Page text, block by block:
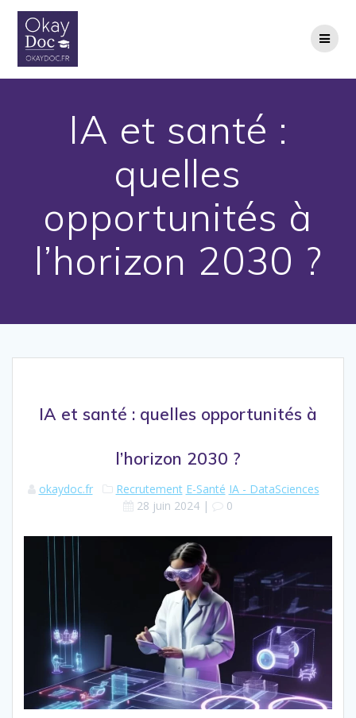
IA et santé :
quelles
opportunités à
l’horizon 2030 ?
IA et santé : quelles opportunités à
l’horizon 2030 ?
okaydoc.fr Recrutement E-Santé IA - DataSciences
28 juin 2024 | 0